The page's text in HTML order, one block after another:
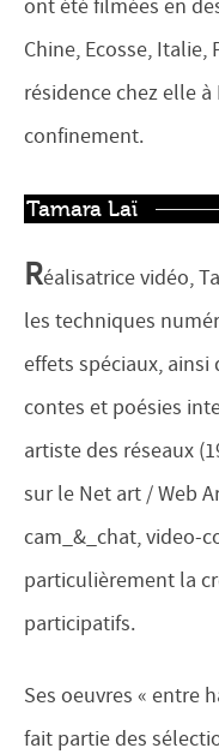
ont été filmées en
Chine, Ecosse, Italie,
résidence chez elle
confinement.
Tamara Laï
Réalisatrice vidéo,
les techniques
effets spéciaux, ainsi
contes et poésies
artiste des réseaux
sur le Net art / Web
cam_&_chat, video-
particulièrement la
participatifs.
Ses oeuvres « entre
fait partie des